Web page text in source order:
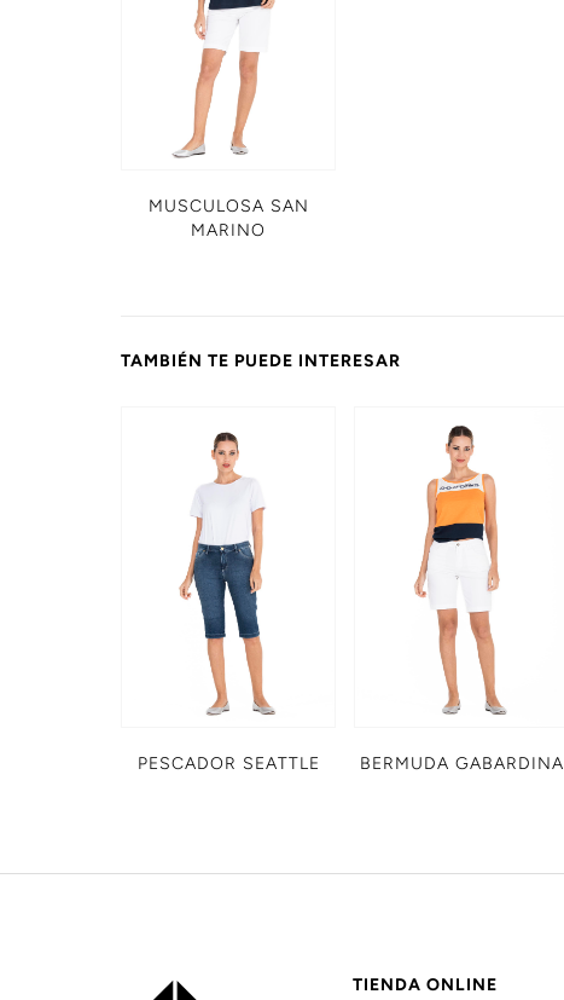
MUSCULOSA SAN
MARINO
TAMBIÉN TE PUEDE INTERESAR
PESCADOR SEATTLE BERMUDA GABARDINA
TIENDA ONLINE